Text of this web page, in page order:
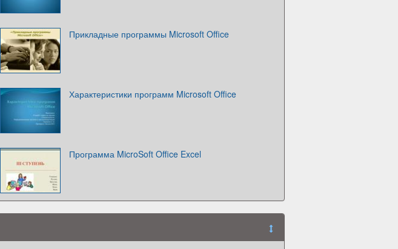
Прикладные программы Microsoft Office
Характеристики программ Microsoft Office
Программа MicroSoft Office Excel